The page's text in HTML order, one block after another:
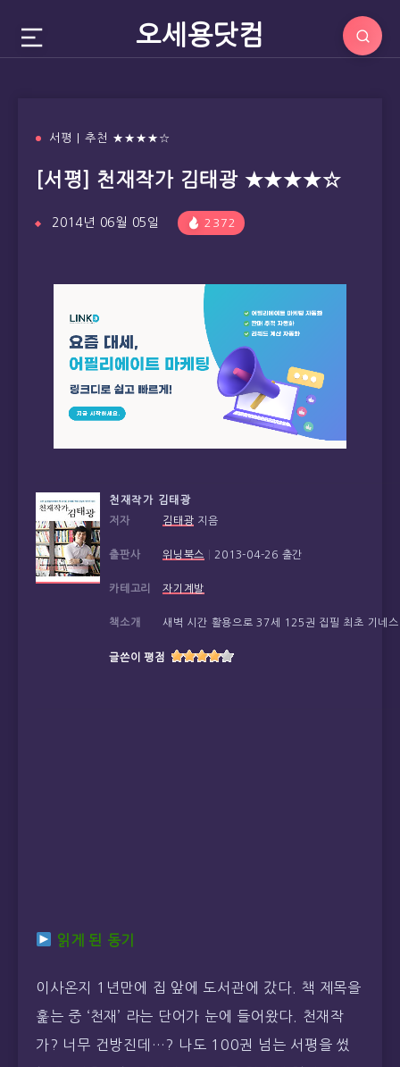
오세용닷컴
서평 | 추천 ★★★★☆
[서평] 천재작가 김태광 ★★★★☆
2014년 06월 05일 2372
천재작가 김태광
저자
김태광 지음
출판사 위닝북스 2013-04-26 출간
카테고리 자기계발
책소개 새벽 시간 활용으로 37세 125권 집필 최초 기네
글쓴이 평점
읽게 된 동기
이사온지 1년만에 집 앞에 도서관에 갔다. 책 제목을
훑는 중 ‘천재’ 라는 단어가 눈에 들어왔다. 천재작
가? 너무 건방진데…? 나도 100권 넘는 서평을 썼